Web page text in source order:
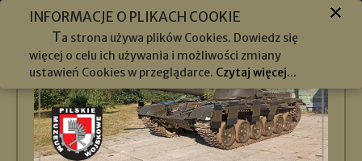
INFORMACJE O PLIKACH COOKIE
Ta strona używa plików Cookies. Dowiedz się
więcej o celu ich używania i możliwości zmiany
ustawień Cookies w przeglądarce. Czytaj więcej...